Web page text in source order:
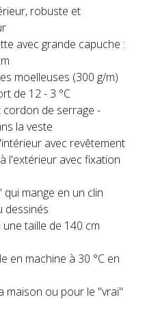
robuste et
avec grande capuche :
moelleuses (300 g/m)
de 12 - 3 °C
cordon de serrage -
la veste
avec revêtement
l'extérieur avec fixation
mange en un clin
dessinés
taille de 140 cm
en machine à 30 °C en
maison ou pour le "vrai"